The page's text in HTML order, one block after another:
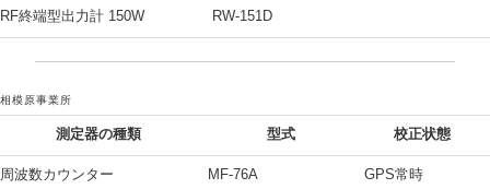
RF終端型出力計 150W RW-151D
相模原事業所
測定器の種類 型式 校正状態
周波数カウンター MF-76A GPS常時